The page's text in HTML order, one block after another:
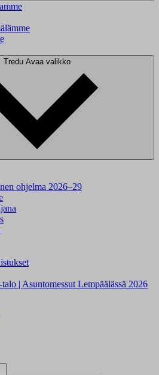
Tredu Avaa valikko
ohjelma 2026–29
| Asuntomessut Lempäälässä 2026